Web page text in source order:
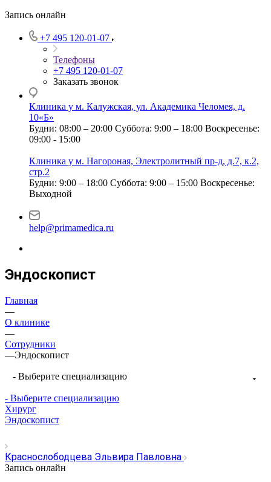
Запись онлайн
+7 495 120-01-07
Телефоны
+7 495 120-01-07
Заказать звонок
Клиника у м. Калужская, ул. Академика Челомея, д.
10«Б»
Будни: 08:00 – 20:00 Суббота: 9:00 – 18:00 Воскресенье:
09:00 - 15:00
Клиника у м. Нагороная, Электролитный пр-д, д.7, к.2,
стр.2
Будни: 9:00 – 18:00 Суббота: 9:00 – 15:00 Воскресенье:
Выходной
help@primamedica.ru
Эндоскопист
Главная
—
О клинике
—
Сотрудники
—Эндоскопист
- Выберите специализацию
- Выберите специализацию
Хирург
Эндоскопист
Краснослободцева Эльвира Павловна
Запись онлайн